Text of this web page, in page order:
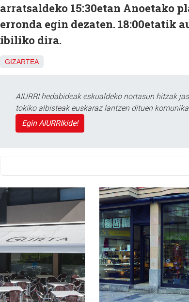
arratsaldeko 15:30etan Anoetako
erronda egin dezaten. 18:00etatik
ibiliko dira.
GIZARTEA
AIURRI hedabideak eskualdeko nortasun hitzak
tokiko albisteak euskaraz lantzen dituen
Egin AIURRIkide!